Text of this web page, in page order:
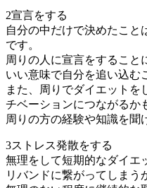
2宣言をする
自分の中だけで決めたこと
です。
周りの人に宣言をすること
いい意味で自分を追い込む
また、周りでダイエットを
チベーションにつながるか
周りの方の経験や知識を聞
3ストレス発散をする
無理をして短期的なダイエ
リバンドに繋がってしまう